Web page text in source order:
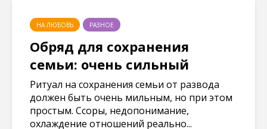
НА ЛЮБОВЬ РАЗНОЕ
Обряд для сохранения
семьи: очень сильный
Ритуал на сохранения семьи от развода
должен быть очень мильным, но при этом
простым. Ссоры, недопонимание,
охлаждение отношений реально...